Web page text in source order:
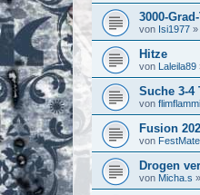
3000-
von Isi1977 »
Hitze
von Laleila89
Suche 3-4
von
Fusion
von
Drogen
von Micha.s »